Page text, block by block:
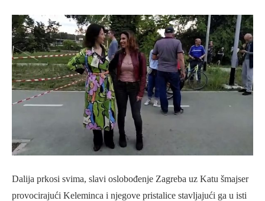
Dalija prkosi svima, slavi oslobođenje Zagreba uz Katu šmajser
provocirajući Keleminca i njegove pristalice stavljajući ga u isti